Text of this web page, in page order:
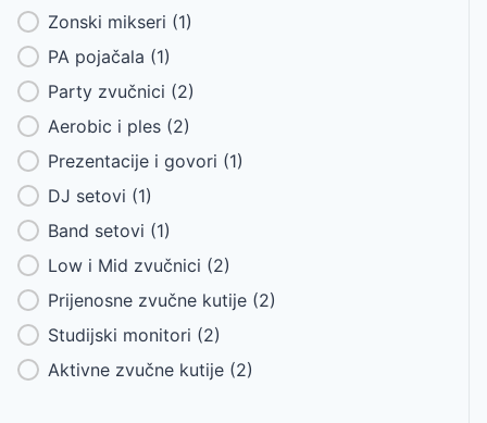
Zonski mikseri (1)
PA pojačala (1)
Party zvučnici (2)
Aerobic i ples (2)
Prezentacije i govori (1)
DJ setovi (1)
Band setovi (1)
Low i Mid zvučnici (2)
Prijenosne zvučne kutije (2)
Studijski monitori (2)
Aktivne zvučne kutije (2)